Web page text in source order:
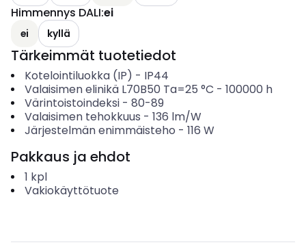
Himmennys DALI:ei
ei kyllä
Tärkeimmät tuotetiedot
Kotelointiluokka (IP) - IP44
Valaisimen elinikä L70B50 Ta=25 °C - 100000 h
Värintoistoindeksi- 80-89
Valaisimen tehokkuus - 136 lm/W
Järjestelmän enimmäisteho - 116 W
Pakkaus ja ehdot
1 kpl
Vakiokäyttötuote